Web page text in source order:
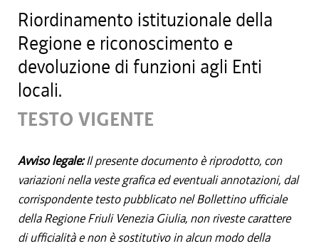
Riordinamento istituzionale della
Regione e riconoscimento e
devoluzione di funzioni agli Enti
locali.
TESTO VIGENTE
Avviso legale:Il presente documento è riprodotto, con
variazioni nella veste grafica ed eventuali annotazioni, dal
corrispondente testo pubblicato nel Bollettino ufficiale
della Regione Friuli Venezia Giulia, non riveste carattere
di ufficialità e non è sostitutivo in alcun modo della